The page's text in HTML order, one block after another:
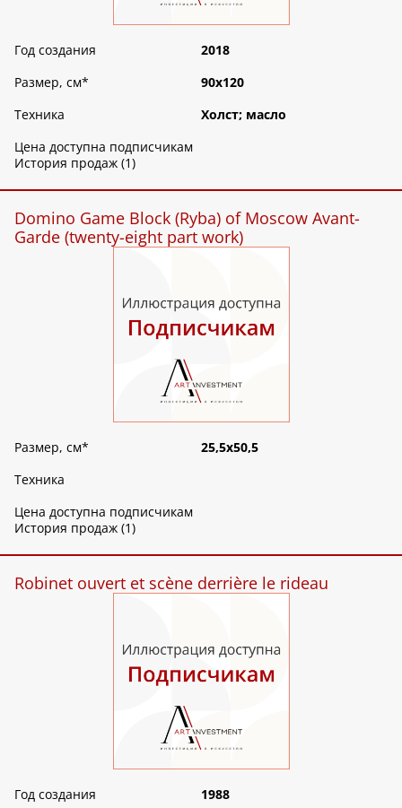
Год создания
2018
Размер, см*
90х120
Техника
Холст; масло
Цена доступна подписчикам
История продаж (1)
Domino Game Block (Ryba) of Moscow Avant-
Garde (twenty-eight part work)
Размер, см*
25,5х50,5
Техника
Цена доступна подписчикам
История продаж (1)
Robinet ouvert et scène derrière le rideau
Год создания 1988